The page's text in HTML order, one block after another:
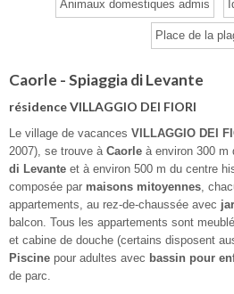
Animaux domestiques admis
Place de la
Caorle - Spiaggia di Levante
résidence VILLAGGIO DEI FIORI
Le village de vacances VILLAGGIO DEI
2007), se trouve à Caorle à environ 300 m
di Levante et à environ 500 m du centre
composée par maisons mitoyennes ,
appartements, au rez-de-chaussée avec
balcon. Tous les appartements sont
et cabine de douche (certains disposent
Piscine pour adultes avec bassin pour
de parc.